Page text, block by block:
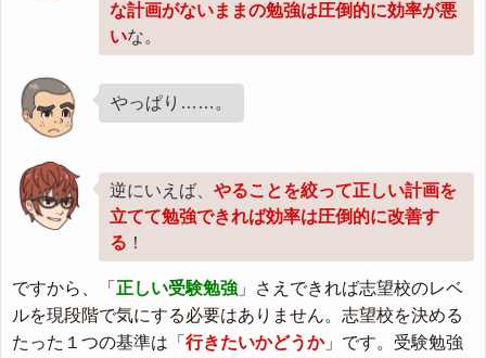
な計画がないままの勉強は圧倒的に効率が悪
いな。
やっぱり……。
逆にいえば、 やることを絞って正しい計画を
立てて勉強できれば効率は圧倒的に改善す
る ！
ですから、「 正しい受験勉強 」さえできれば志望校のレベ
ルを現段階で気にする必要はありません。志望校を決める
たった１つの基準は「 行きたいかどうか」です。受験勉強